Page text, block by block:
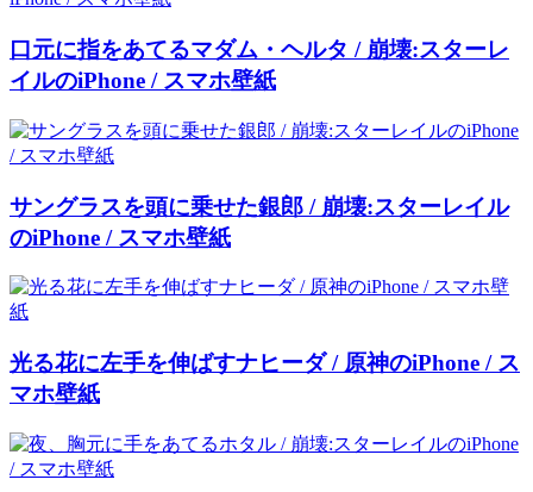
口元に指をあてるマダム・ヘルタ / 崩壊:スターレ
イルのiPhone / スマホ壁紙
サングラスを頭に乗せた銀郎 / 崩壊:スターレイル
のiPhone / スマホ壁紙
光る花に左手を伸ばすナヒーダ / 原神のiPhone / ス
マホ壁紙